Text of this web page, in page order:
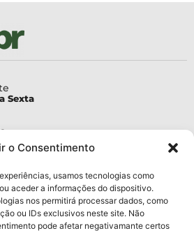
o Consentimento
usamos tecnologias como
aceder a informações do dispositivo.
nos permitirá processar dados, como
ou IDs exclusivos neste site. Não
pode afetar negativamante certos
Sexta
à Pesquisa
à Inovação
à Bolsas